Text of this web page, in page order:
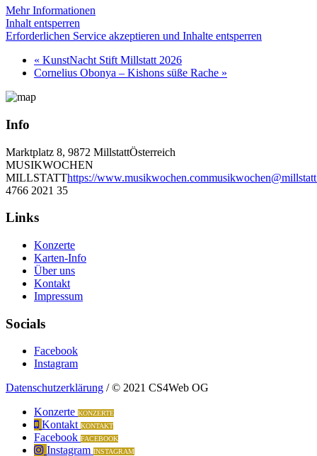
Mehr Informationen
Inhalt entsperren
Erforderlichen Service akzeptieren und Inhalte entsperren
« KunstNacht Stift Millstatt 2026
Cornelius Obonya – Kishons süße Rache »
Info
Marktplatz 8, 9872 MillstattÖsterreich
MUSIKWOCHEN
MILLSTATThttps://www.musikwochen.com
4766 2021 35
Links
Konzerte
Karten-Info
Über uns
Kontakt
Impressum
Socials
Facebook
Instagram
Datenschutzerklärung / © 2021 CS4Web OG
Konzerte KONZERTE
Kontakt KONTAKT
Facebook FACEBOOK
Instagram INSTAGRAM